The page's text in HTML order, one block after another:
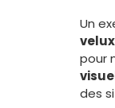
Un
velux
pour
des